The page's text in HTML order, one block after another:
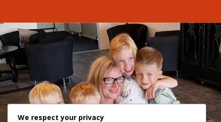
We respect your privacy